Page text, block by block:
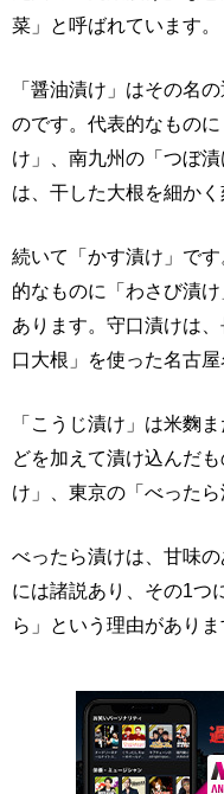
菜」と呼ばれています。
「醤油漬け」はその名
のです。代表的なもの
け」、南九州の「つぼ
は、干した大根を細か
続いて「かす漬け」で
的なものに「わさび漬
あります。守口漬けは
口大根」を使った名古屋
「こうじ漬け」は米麴
どを加えて漬け込んだ
け」、東京の「べった
べったら漬けは、甘味
には諸説あり、その1つ
ら」という理由がありま